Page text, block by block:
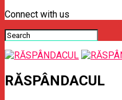
Connect with us
RĂSPÂNDACUL